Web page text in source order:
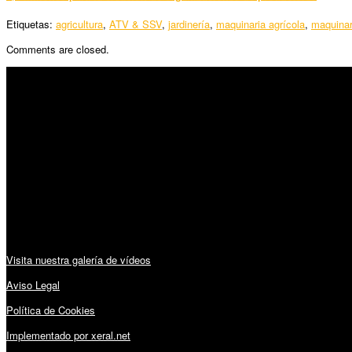
Etiquetas: agricultura, ATV & SSV, jardinería, maquinaria agrícola,
Comments are closed.
Visita nuestra galería de vídeos
Aviso Legal
Política de Cookies
Implementado por xeral.net